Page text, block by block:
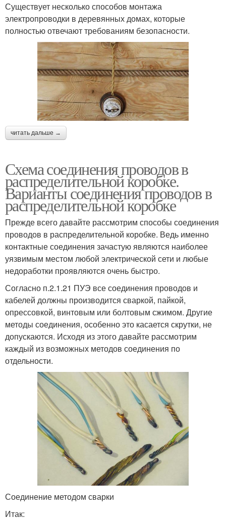
Существует несколько способов монтажа
электропроводки в деревянных домах, которые
полностью отвечают требованиям безопасности.
читать дальше →
Схема соединения проводов в
распределительной коробке.
Варианты соединения проводов в
распределительной коробке
Прежде всего давайте рассмотрим способы соединения
проводов в распределительной коробке. Ведь именно
контактные соединения зачастую являются наиболее
уязвимым местом любой электрической сети и любые
недоработки проявляются очень быстро.
Согласно п.2.1.21 ПУЭ все соединения проводов и
кабелей должны производится сваркой, пайкой,
опрессовкой, винтовым или болтовым сжимом. Другие
методы соединения, особенно это касается скрутки, не
допускаются. Исходя из этого давайте рассмотрим
каждый из возможных методов соединения по
отдельности.
Соединение методом сварки
Итак: